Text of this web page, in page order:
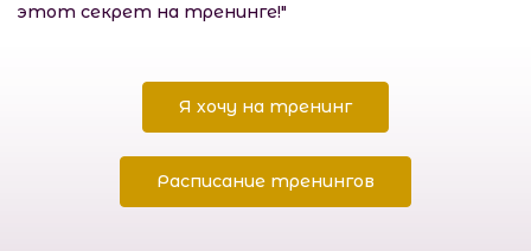
этот секрет на тренинге!"
Я хочу на тренинг
Расписание тренингов